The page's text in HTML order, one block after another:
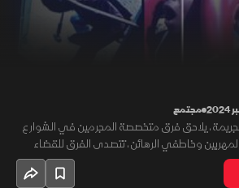
مجتمع
يلاحق فرق متخصصة المجرمين في الشوارع
وخاطفي الرهائن، تتصدى الفرق للقضاء
تسجل ملايين الكاميرات الحوادث اليومية من
إلى مداهمات الشرطة، موثقة لحظات